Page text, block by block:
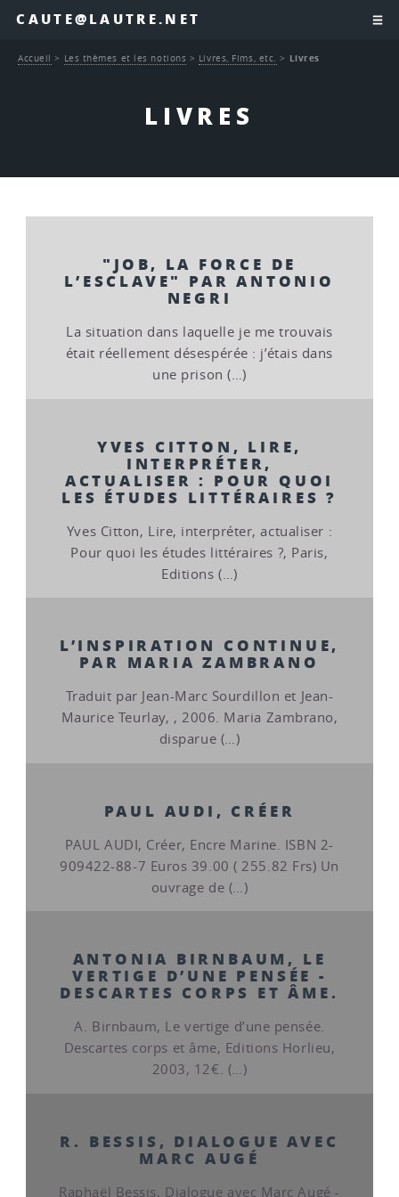
CAUTE@LAUTRE.NET
LIVRES
Accueil > Les thèmes et les notions > Livres, Fims, etc. > Livres
"JOB, LA FORCE DE
L’ESCLAVE" PAR ANTONIO
NEGRI
La situation dans laquelle je me trouvais
était réellement désespérée : j’étais dans
une prison (…)
YVES CITTON, LIRE,
INTERPRÉTER,
ACTUALISER : POUR QUOI
LES ÉTUDES LITTÉRAIRES ?
Yves Citton, Lire, interpréter, actualiser :
Pour quoi les études littéraires ?, Paris,
Editions (…)
L’INSPIRATION CONTINUE,
PAR MARIA ZAMBRANO
Traduit par Jean-Marc Sourdillon et Jean-
Maurice Teurlay, , 2006. Maria Zambrano,
disparue (…)
PAUL AUDI, CRÉER
PAUL AUDI, Créer, Encre Marine. ISBN 2-
909422-88-7 Euros 39.00 ( 255.82 Frs) Un
ouvrage de (…)
ANTONIA BIRNBAUM, LE
VERTIGE D’UNE PENSÉE -
DESCARTES CORPS ET ÂME.
A. Birnbaum, Le vertige d’une pensée.
Descartes corps et âme, Editions Horlieu,
2003, 12€. (…)
R. BESSIS, DIALOGUE AVEC
MARC AUGÉ
Raphaël Bessis, Dialogue avec Marc Augé -